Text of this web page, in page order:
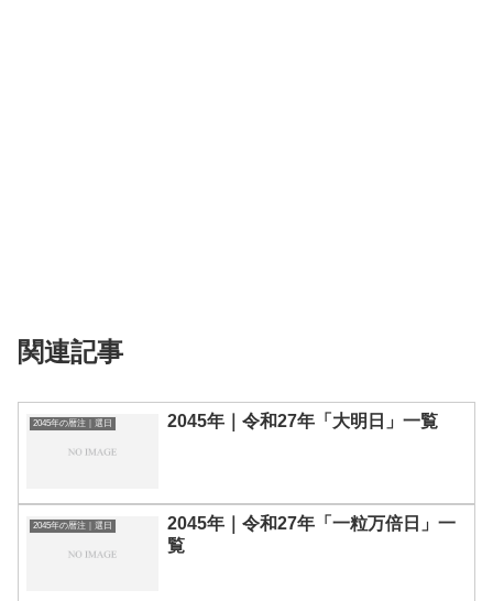
関連記事
2045年の暦注｜選日 2045年｜令和27年「大明日」一覧
2045年の暦注｜選日
2045年｜令和27年「一粒万倍日」一
覧